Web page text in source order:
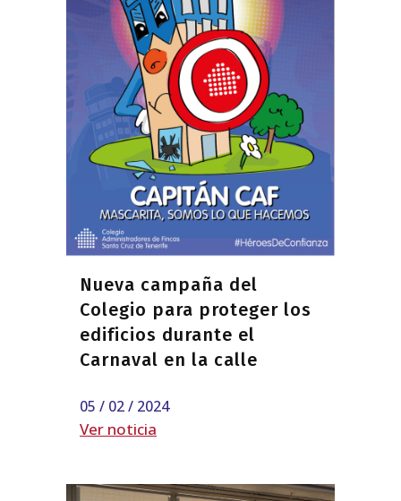
Nueva campaña del
Colegio para proteger los
edificios durante el
Carnaval en la calle
05 / 02 / 2024
Ver noticia